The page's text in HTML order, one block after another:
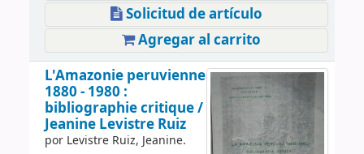
Solicitud de artículo
Agregar al carrito
L'Amazonie peruvienne
1880 - 1980 :
bibliographie critique /
Jeanine Levistre Ruiz
por Levistre Ruiz, Jeanine.